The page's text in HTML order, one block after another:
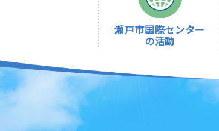
瀬戸市国際センター
の活動